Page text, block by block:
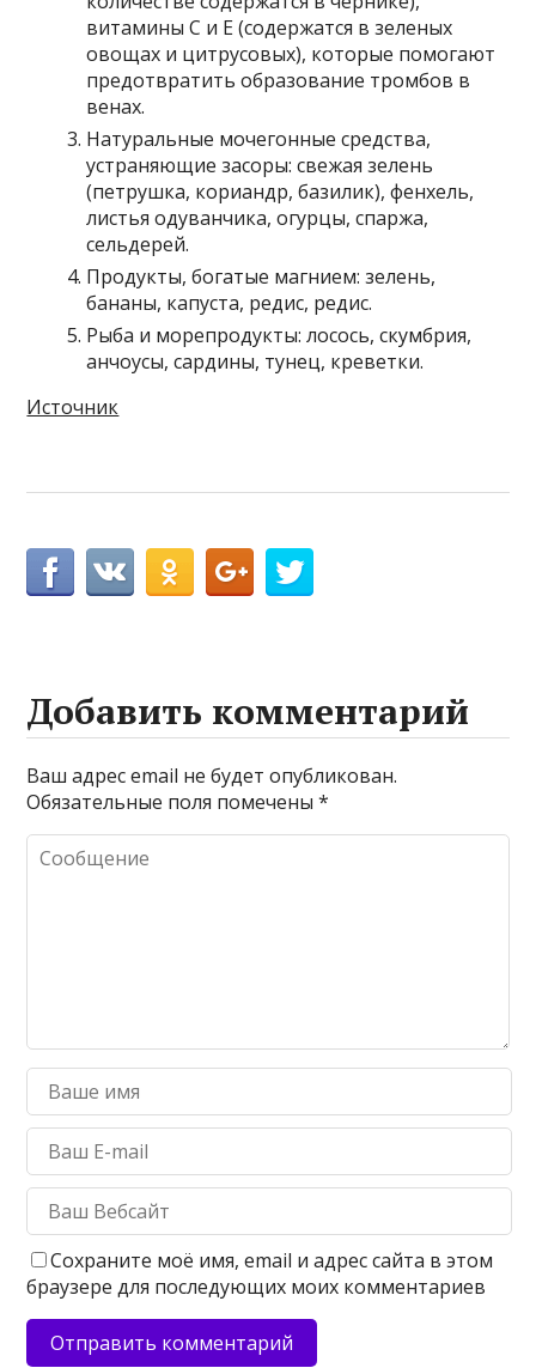
витамины C и E (содержатся в зеленых
овощах и цитрусовых), которые помогают
предотвратить образование тромбов в
венах.
Натуральные мочегонные средства,
устраняющие засоры: свежая зелень
(петрушка, кориандр, базилик), фенхель,
листья одуванчика, огурцы, спаржа,
сельдерей.
Продукты, богатые магнием: зелень,
бананы, капуста, редис, редис.
Рыба и морепродукты: лосось, скумбрия,
анчоусы, сардины, тунец, креветки.
Источник
Добавить комментарий
Ваш адрес email не будет опубликован.
Обязательные поля помечены*
Сохраните моё имя, email и адрес сайта в этом
браузере для последующих моих комментариев